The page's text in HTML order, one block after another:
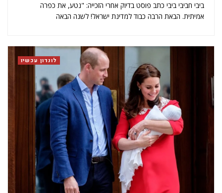
ביבי חביבי ביבי כתב פוסט בדיוק אחרי הזכייה: "נטע, את כפרה
אמיתית. הבאת הרבה כבוד למדינת ישראל! לשנה הבאה
נכנס לזה, שאפשר היה לראות אותו…
לונדון עכשיו